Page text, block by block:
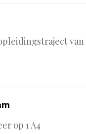
van
op 1 A4